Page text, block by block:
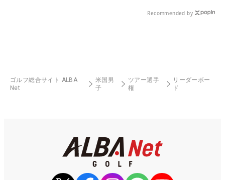
Recommended by
ゴルフ総合サイト ALBA
Net
米国男
子
ツアー選手
権
リーダーボー
ド